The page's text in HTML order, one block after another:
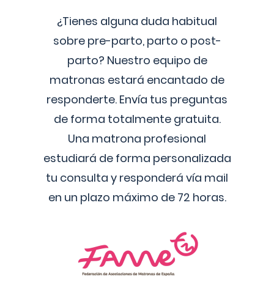
¿Tienes alguna duda habitual
sobre pre-parto, parto o post-
parto? Nuestro equipo de
matronas estará encantado de
responderte. Envía tus preguntas
de forma totalmente gratuita.
Una matrona profesional
estudiará de forma personalizada
tu consulta y responderá vía mail
en un plazo máximo de 72 horas.